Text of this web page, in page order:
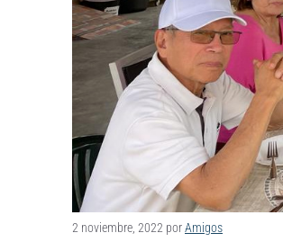
2 noviembre, 2022 porAmigos